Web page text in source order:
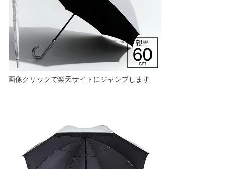
画像クリックで楽天サイトにジャンプします